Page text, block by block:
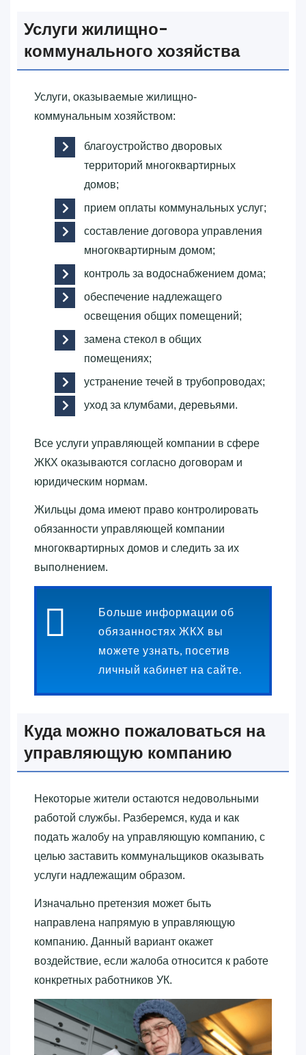
Услуги жилищно-
коммунального хозяйства
Услуги, оказываемые жилищно-
коммунальным хозяйством:
благоустройство дворовых
территорий многоквартирных
домов;
прием оплаты коммунальных услуг;
составление договора управления
многоквартирным домом;
контроль за водоснабжением дома;
обеспечение надлежащего
освещения общих помещений;
замена стекол в общих
помещениях;
устранение течей в трубопроводах;
уход за клумбами, деревьями.
Все услуги управляющей компании в сфере
ЖКХ оказываются согласно договорам и
юридическим нормам.
Жильцы дома имеют право контролировать
обязанности управляющей компании
многоквартирных домов и следить за их
выполнением.
Больше информации об
обязанностях ЖКХ вы
можете узнать, посетив
личный кабинет на сайте.
Куда можно пожаловаться на
управляющую компанию
Некоторые жители остаются недовольными
работой службы. Разберемся, куда и как
подать жалобу на управляющую компанию, с
целью заставить коммунальщиков оказывать
услуги надлежащим образом.
Изначально претензия может быть
направлена напрямую в управляющую
компанию. Данный вариант окажет
воздействие, если жалоба относится к работе
конкретных работников УК.